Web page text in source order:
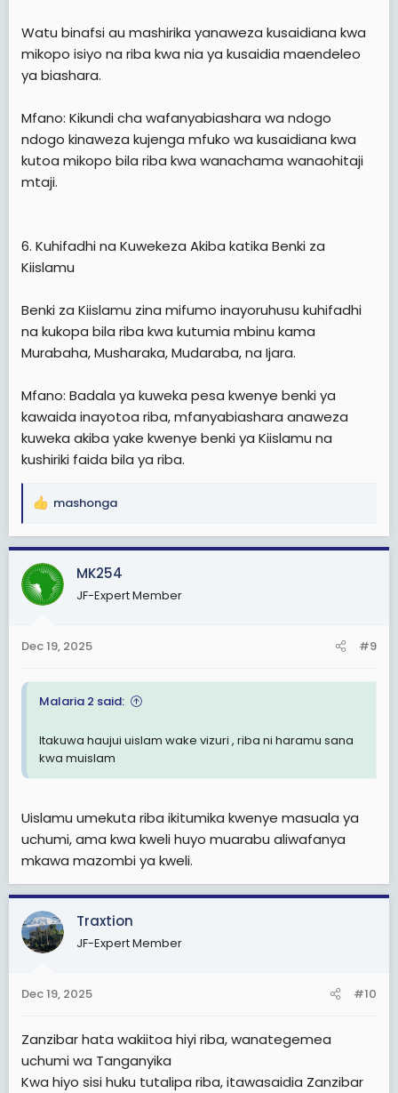
Watu binafsi au mashirika yanaweza kusaidiana kwa
mikopo isiyo na riba kwa nia ya kusaidia maendeleo
ya biashara.
Mfano: Kikundi cha wafanyabiashara wa ndogo
ndogo kinaweza kujenga mfuko wa kusaidiana kwa
kutoa mikopo bila riba kwa wanachama wanaohitaji
mtaji.
6. Kuhifadhi na Kuwekeza Akiba katika Benki za
Kiislamu
Benki za Kiislamu zina mifumo inayoruhusu kuhifadhi
na kukopa bila riba kwa kutumia mbinu kama
Murabaha, Musharaka, Mudaraba, na Ijara.
Mfano: Badala ya kuweka pesa kwenye benki ya
kawaida inayotoa riba, mfanyabiashara anaweza
kuweka akiba yake kwenye benki ya Kiislamu na
kushiriki faida bila ya riba.
R
a
c
t
i
s
mashonga
MK254
JF-Expert Member
Dec 19, 2025 #9
Malaria 2 said:
Itakuwa haujui uislam wake vizuri , riba ni haramu sana
kwa muislam
Uislamu umekuta riba ikitumika kwenye masuala ya
uchumi, ama kwa kweli huyo muarabu aliwafanya
mkawa mazombi ya kweli.
Traxtion
JF-Expert Member
Dec 19, 2025 #10
Zanzibar hata wakiitoa hiyi riba, wanategemea
uchumi wa Tanganyika
Kwa hiyo sisi huku tutalipa riba, itawasaidia Zanzibar